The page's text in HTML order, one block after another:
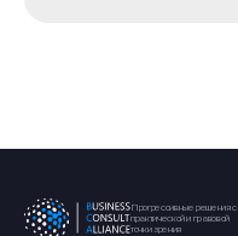
Прогрессивные решения с
практической и правовой
точки зрения